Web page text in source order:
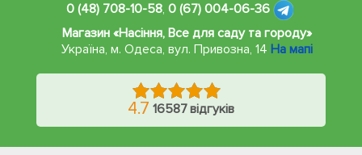
0 (48) 708-10-58, 0 (67) 004-06-36
Магазин «Насіння, Все для саду та городу»
Україна, м. Одеса,вул. Привозна, 14 На мапі
4.7 16587 відгуків